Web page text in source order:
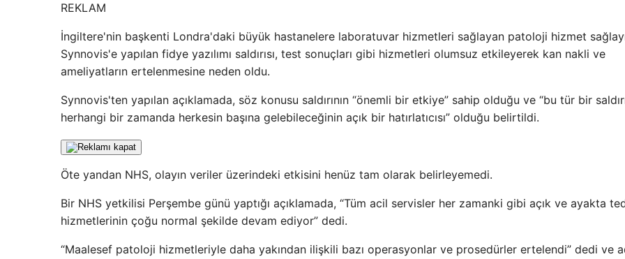
REKLAM
İngiltere'nin başkenti Londra'daki büyük hastanelere laboratuvar hizmetleri sağlayan patoloji hizmet
Synnovis'e yapılan fidye yazılımı saldırısı, test sonuçları gibi hizmetleri olumsuz etkileyerek kan nakli ve
ameliyatların ertelenmesine neden oldu.
Synnovis'ten yapılan açıklamada, söz konusu saldırının “önemli bir etkiye” sahip olduğu ve “bu tür bir
herhangi bir zamanda herkesin başına gelebileceğinin açık bir hatırlatıcısı” olduğu belirtildi.
Öte yandan NHS, olayın veriler üzerindeki etkisini henüz tam olarak belirleyemedi.
Bir NHS yetkilisi Perşembe günü yaptığı açıklamada, “Tüm acil servisler her zamanki gibi açık ve ayakta
hizmetlerinin çoğu normal şekilde devam ediyor” dedi.
“Maalesef patoloji hizmetleriyle daha yakından ilişkili bazı operasyonlar ve prosedürler ertelendi” dedi ve